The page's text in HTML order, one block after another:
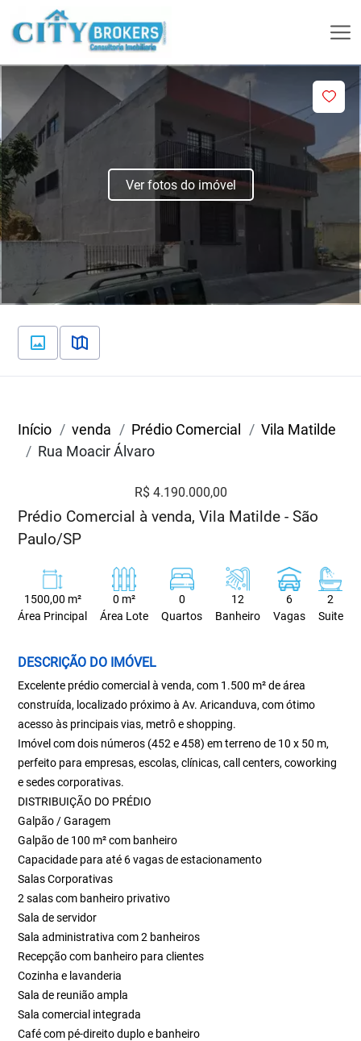
Ver fotos do imóvel
Início venda Prédio Comercial
Vila Matilde
Rua Moacir Álvaro
R$ 4.190.000,00
Prédio Comercial à venda, Vila Matilde - São
Paulo/SP
1500,00 m²
Área Principal
0 m²
Área Lote
0
Quartos
12
Banheiro
6
Vagas
2
Suite
DESCRIÇÃO DO IMÓVEL
Excelente prédio comercial à venda, com 1.500 m² de área
construída, localizado próximo à Av. Aricanduva, com ótimo
acesso às principais vias, metrô e shopping.
Imóvel com dois números (452 e 458) em terreno de 10 x 50 m,
perfeito para empresas, escolas, clínicas, call centers, coworking
e sedes corporativas.
DISTRIBUIÇÃO DO PRÉDIO
Galpão / Garagem
Galpão de 100 m² com banheiro
Capacidade para até 6 vagas de estacionamento
Salas Corporativas
2 salas com banheiro privativo
Sala de servidor
Sala administrativa com 2 banheiros
Recepção com banheiro para clientes
Cozinha e lavanderia
Sala de reunião ampla
Sala comercial integrada
Café com pé-direito duplo e banheiro